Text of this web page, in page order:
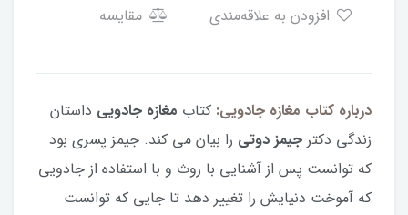
مقایسه
درباره کتاب مغازه جادویی: کتاب مغازه جادویی داستان
زندگی دکتر جیمز دوتی را بیان می کند. جیمز پسری بود
که توانست پس از آشنایی با روث و با استفاده از جادویی
که آموخت دنیایش را تغییر دهد تا جایی که توانست